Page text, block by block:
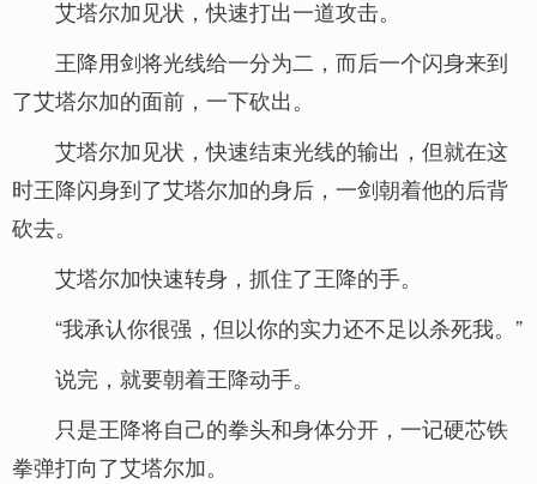
艾塔尔加见状，快速打出一道攻击。
王降用剑将光线给一分为二，而后一个闪身来到
了艾塔尔加的面前，一下砍出。
艾塔尔加见状，快速结束光线的输出，但就在这
时王降闪身到了艾塔尔加的身后，一剑朝着他的后背
砍去。
艾塔尔加快速转身，抓住了王降的手。
“我承认你很强，但以你的实力还不足以杀死我。”
说完，就要朝着王降动手。
只是王降将自己的拳头和身体分开，一记硬芯铁
拳弹打向了艾塔尔加。